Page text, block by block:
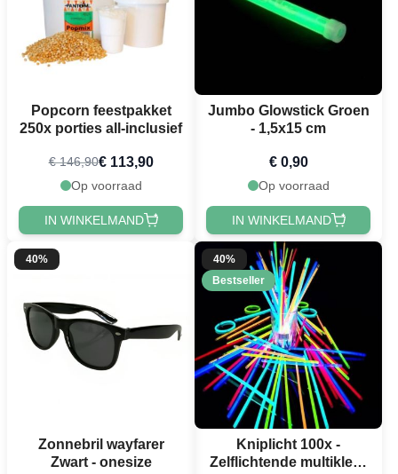
Popcorn feestpakket
250x porties all-inclusief
€ 146,90€ 113,90
Op voorraad
IN WINKELMAND
Jumbo Glowstick Groen
- 1,5x15 cm
€ 0,90
Op voorraad
IN WINKELMAND
40%
Zonnebril wayfarer
Zwart - onesize
40%
Bestseller
Kniplicht 100x -
Zelflichtende multikleur